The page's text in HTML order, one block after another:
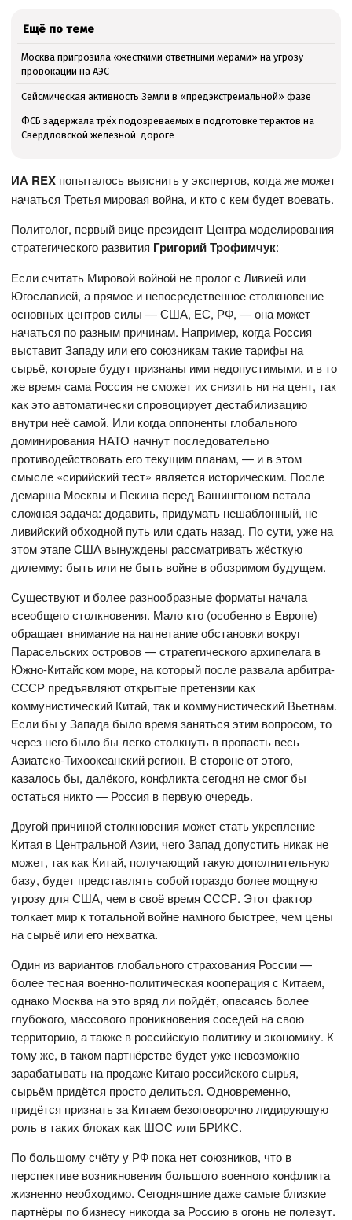
Ещё по теме
Москва пригрозила «жёсткими ответными мерами» на угрозу
провокации на АЭС
Сейсмическая активность Земли в «предэкстремальной» фазе
ФСБ задержала трёх подозреваемых в подготовке терактов на
Свердловской железной дороге
ИА REX попыталось выяснить у экспертов, когда же может
начаться Третья мировая война, и кто с кем будет воевать.
Политолог, первый вице-президент Центра моделирования
стратегического развития Григорий Трофимчук:
Если считать Мировой войной не пролог с Ливией или
Югославией, а прямое и непосредственное столкновение
основных центров силы — США, ЕС, РФ, — она может
начаться по разным причинам. Например, когда Россия
выставит Западу или его союзникам такие тарифы на
сырьё, которые будут признаны ими недопустимыми, и в то
же время сама Россия не сможет их снизить ни на цент, так
как это автоматически спровоцирует дестабилизацию
внутри неё самой. Или когда оппоненты глобального
доминирования НАТО начнут последовательно
противодействовать его текущим планам, — и в этом
смысле «сирийский тест» является историческим. После
демарша Москвы и Пекина перед Вашингтоном встала
сложная задача: додавить, придумать нешаблонный, не
ливийский обходной путь или сдать назад. По сути, уже на
этом этапе США вынуждены рассматривать жёсткую
дилемму: быть или не быть войне в обозримом будущем.
Существуют и более разнообразные форматы начала
всеобщего столкновения. Мало кто (особенно в Европе)
обращает внимание на нагнетание обстановки вокруг
Парасельских островов — стратегического архипелага в
Южно-Китайском море, на который после развала арбитра-
СССР предъявляют открытые претензии как
коммунистический Китай, так и коммунистический Вьетнам.
Если бы у Запада было время заняться этим вопросом, то
через него было бы легко столкнуть в пропасть весь
Азиатско-Тихоокеанский регион. В стороне от этого,
казалось бы, далёкого, конфликта сегодня не смог бы
остаться никто — Россия в первую очередь.
Другой причиной столкновения может стать укрепление
Китая в Центральной Азии, чего Запад допустить никак не
может, так как Китай, получающий такую дополнительную
базу, будет представлять собой гораздо более мощную
угрозу для США, чем в своё время СССР. Этот фактор
толкает мир к тотальной войне намного быстрее, чем цены
на сырьё или его нехватка.
Один из вариантов глобального страхования России —
более тесная военно-политическая кооперация с Китаем,
однако Москва на это вряд ли пойдёт, опасаясь более
глубокого, массового проникновения соседей на свою
территорию, а также в российскую политику и экономику. К
тому же, в таком партнёрстве будет уже невозможно
зарабатывать на продаже Китаю российского сырья,
сырьём придётся просто делиться. Одновременно,
придётся признать за Китаем безоговорочно лидирующую
роль в таких блоках как ШОС или БРИКС.
По большому счёту у РФ пока нет союзников, что в
перспективе возникновения большого военного конфликта
жизненно необходимо. Сегодняшние даже самые близкие
партнёры по бизнесу никогда за Россию в огонь не полезут.